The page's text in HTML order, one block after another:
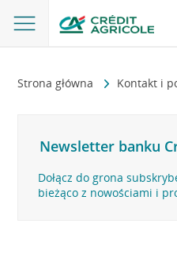
Strona główna Kontakt i
Newsletter banku
Dołącz do grona
bieżąco z nowościami i